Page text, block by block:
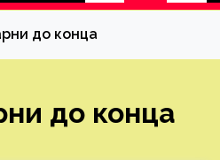
до конца
до конца